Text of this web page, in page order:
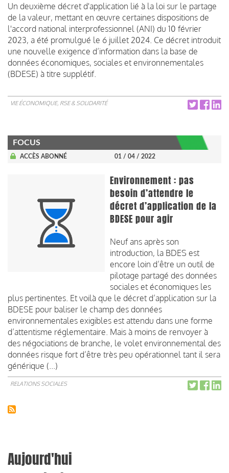
Un deuxième décret d'application lié à la loi sur le partage
de la valeur, mettant en œuvre certaines dispositions de
l'accord national interprofessionnel (ANI) du 10 février
2023, a été promulgué le 6 juillet 2024. Ce décret introduit
une nouvelle exigence d’information dans la base de
données économiques, sociales et environnementales
(BDESE) à titre supplétif.
VIE ÉCONOMIQUE, RSE & SOLIDARITÉ
FOCUS
ACCÈS ABONNÉ 01 / 04 / 2022
Environnement : pas
besoin d’attendre le
décret d’application de la
BDESE pour agir
Neuf ans après son
introduction, la BDES est
encore loin d’être un outil de
pilotage partagé des données
sociales et économiques les
plus pertinentes. Et voilà que le décret d’application sur la
BDESE pour baliser le champ des données
environnementales exigibles est attendu dans une forme
d’attentisme réglementaire. Mais à moins de renvoyer à
des négociations de branche, le volet environnemental des
données risque fort d’être très peu opérationnel tant il sera
générique (...)
RELATIONS SOCIALES
Aujourd'hui